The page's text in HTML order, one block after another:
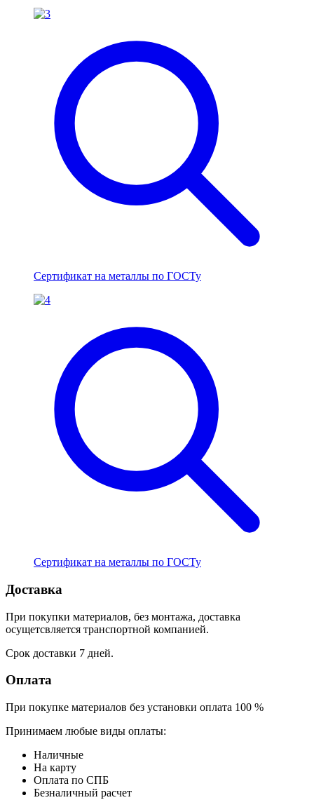
Сертификат на металлы по ГОСТу
Сертификат на металлы по ГОСТу
Доставка
При покупки материалов, без монтажа, доставка
осущетсвляется транспортной компанией.
Срок доставки 7 дней.
Оплата
При покупке материалов без установки оплата 100 %
Принимаем любые виды оплаты:
Наличные
На карту
Оплата по СПБ
Безналичный расчет